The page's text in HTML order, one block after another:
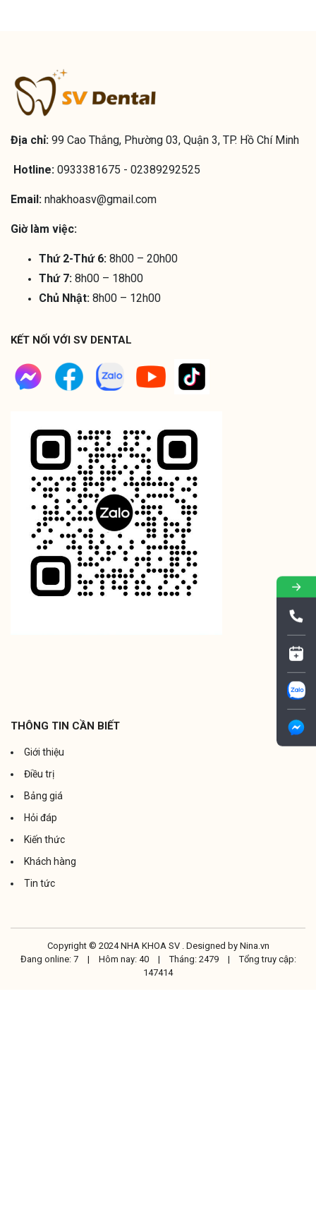
KẾT NỐI VỚI SV DENTAL
Địa chỉ: 99 Cao Thắng, Phường 03, Quận 3, TP. Hồ Chí Minh
Hotline: 0933381675 - 02389292525
Email: nhakhoasv@gmail.com
Giờ làm việc:
Thứ 2-Thứ 6: 8h00 – 20h00
Thứ 7: 8h00 – 18h00
Chủ Nhật: 8h00 – 12h00
THÔNG TIN CẦN BIẾT
Giới thiệu
Điều trị
Bảng giá
Hỏi đáp
Kiến thức
Khách hàng
Tin tức
Copyright © 2024 NHA KHOA SV . Designed by Nina.vn
Đang online: 7
| Hôm nay: 40 | Tháng: 2479 |
Tổng truy cập:
147414